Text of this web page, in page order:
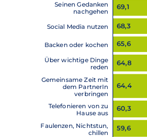
Seinen Gedanken
nachgehen
69,1
Social Media nutzen 68,3
Backen oder kochen 65,6
Über wichtige Dinge
reden
64,8
Gemeinsame Zeit mit
dem PartnerIn
verbringen
64,4
Telefonieren von zu
Hause aus
60,3
Faulenzen, Nichtstun,
chillen
59,6